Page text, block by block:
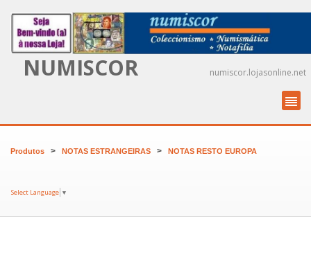
NUMISCOR numiscor.lojasonline.net
Produtos > NOTAS ESTRANGEIRAS > NOTAS RESTO EUROPA
Select Language ▼